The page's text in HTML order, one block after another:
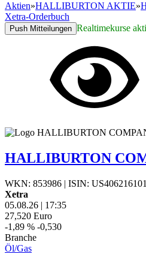
Aktien»HALLIBURTON AKTIE»
Xetra-Orderbuch
Push Mitteilungen Realtimekurse
HALLIBURTON
WKN: 853986 | ISIN:
Xetra
05.08.26 | 17:35
27,520 Euro
-1,89 % -0,530
Branche
Öl/Gas